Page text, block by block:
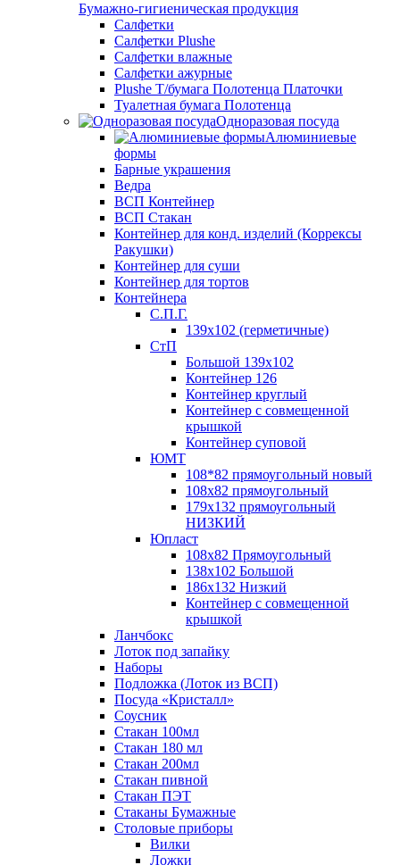
Бумажно-гигиеническая продукция
Салфетки
Салфетки Plushe
Салфетки влажные
Салфетки ажурные
Plushe Т/бумага Полотенца Платочки
Туалетная бумага Полотенца
Одноразовая посуда
Алюминиевые
формы
Барные украшения
Ведра
ВСП Контейнер
ВСП Стакан
Контейнер для конд. изделий (Коррексы
Ракушки)
Контейнер для суши
Контейнер для тортов
Контейнера
С.П.Г.
139х102 (герметичные)
СтП
Большой 139х102
Контейнер 126
Контейнер круглый
Контейнер с совмещенной
крышкой
Контейнер суповой
ЮМТ
108*82 прямоугольный новый
108х82 прямоугольный
179х132 прямоугольный
НИЗКИЙ
Юпласт
108х82 Прямоугольный
138х102 Большой
186х132 Низкий
Контейнер с совмещенной
крышкой
Ланчбокс
Лоток под запайку
Наборы
Подложка (Лоток из ВСП)
Посуда «Кристалл»
Соусник
Стакан 100мл
Стакан 180 мл
Стакан 200мл
Стакан пивной
Стакан ПЭТ
Стаканы Бумажные
Столовые приборы
Вилки
Ложки